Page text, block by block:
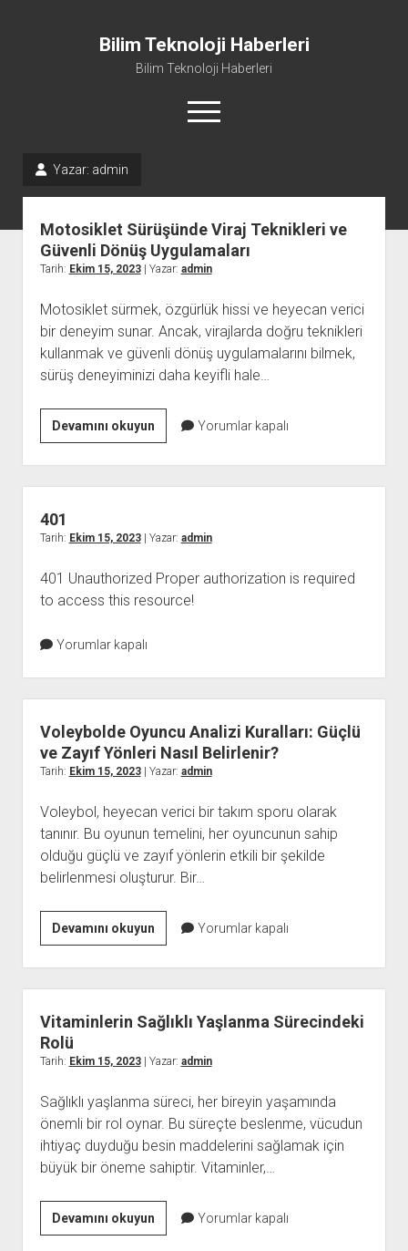
Bilim Teknoloji Haberleri
Bilim Teknoloji Haberleri
menüyü
aç
Tiktok Beğeni Kasma
Twitter Izlenme Arttırma Parasız
Yazar: admin
Motosiklet Sürüşünde Viraj Teknikleri ve
Güvenli Dönüş Uygulamaları
Tarih: Ekim 15, 2023| Yazar: admin
Motosiklet sürmek, özgürlük hissi ve heyecan verici
bir deneyim sunar. Ancak, virajlarda doğru teknikleri
kullanmak ve güvenli dönüş uygulamalarını bilmek,
sürüş deneyiminizi daha keyifli hale…
Devamını okuyunMotosiklet
Sürüşünde
Viraj
Teknikleri
Güvenli
Uygulamaları
Yorumlar kapalı
401
Tarih: Ekim 15, 2023| Yazar: admin
401 Unauthorized Proper authorization is required
to access this resource!
Yorumlar kapalı
Voleybolde Oyuncu Analizi Kuralları: Güçlü
ve Zayıf Yönleri Nasıl Belirlenir?
Tarih: Ekim 15, 2023| Yazar: admin
Voleybol, heyecan verici bir takım sporu olarak
tanınır. Bu oyunun temelini, her oyuncunun sahip
olduğu güçlü ve zayıf yönlerin etkili bir şekilde
belirlenmesi oluşturur. Bir…
Devamını okuyunVoleybolde
Oyuncu
Analizi
Kuralları:
Güçlü
Zayıf
Nasıl
Belirlenir?
Yorumlar kapalı
Vitaminlerin Sağlıklı Yaşlanma Sürecindeki
Rolü
Tarih: Ekim 15, 2023| Yazar: admin
Sağlıklı yaşlanma süreci, her bireyin yaşamında
önemli bir rol oynar. Bu süreçte beslenme, vücudun
ihtiyaç duyduğu besin maddelerini sağlamak için
büyük bir öneme sahiptir. Vitaminler,…
Devamını okuyunVitaminlerin
Sağlıklı
Yorumlar kapalı